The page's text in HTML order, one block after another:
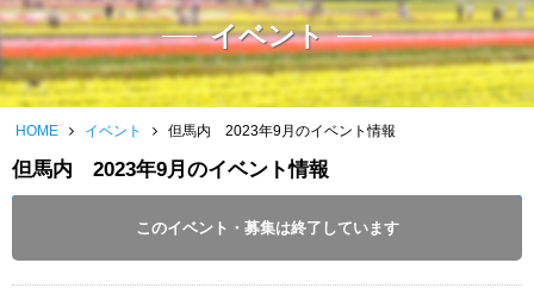
イベント
HOME イベント 但馬内 2023年9月のイベント情報
但馬内 2023年9月のイベント情報
このイベント・募集は終了しています